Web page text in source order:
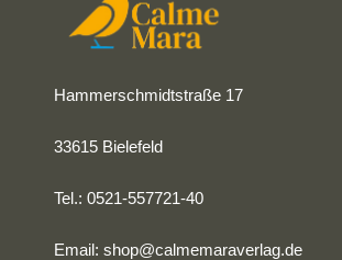
Hammerschmidtstraße 17
33615 Bielefeld
Tel.: 0521-557721-40
Email:shop@calmemaraverlag.de